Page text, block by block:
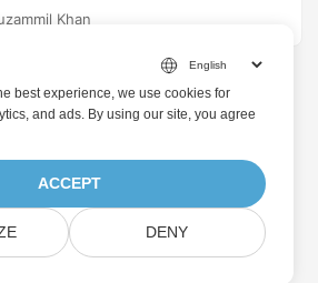
đồ Visio thành SVG bằng Python.
Khan
best experience, we use cookies for
and ads. By using our site, you agree
ACCEPT
DENY